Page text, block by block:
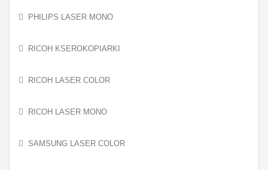
PHILIPS LASER MONO
RICOH KSEROKOPIARKI
RICOH LASER COLOR
RICOH LASER MONO
SAMSUNG LASER COLOR